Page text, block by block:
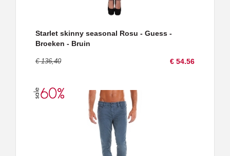
Starlet skinny seasonal Rosu - Guess -
Broeken - Bruin
€ 136,40 € 54.56